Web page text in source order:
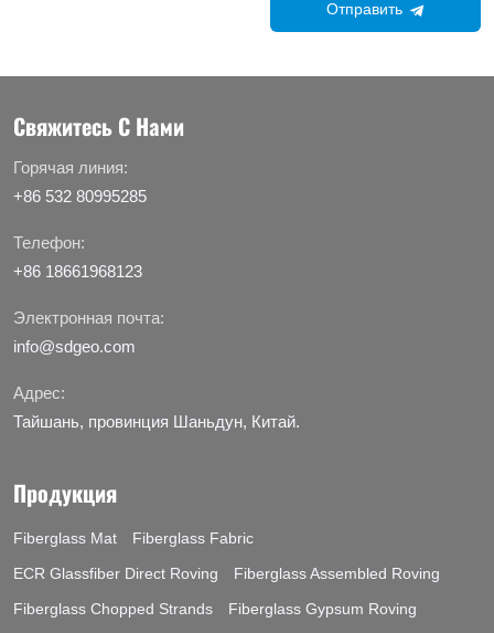
Отправить
Свяжитесь С Нами
Горячая линия:
+86 532 80995285
Телефон:
+86 18661968123
Электронная почта:
info@sdgeo.com
Адрес:
Тайшань, провинция Шаньдун, Китай.
Продукция
Fiberglass Mat
Fiberglass Fabric
ECR Glassfiber Direct Roving
Fiberglass Assembled Roving
Fiberglass Chopped Strands
Fiberglass Gypsum Roving